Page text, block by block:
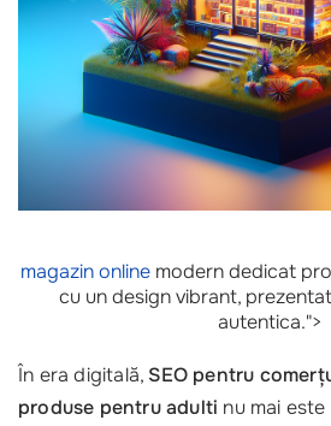
magazin onlinemodern dedicat
cu un design vibrant,
autentica.">
În era digitală, SEO pentru
produse pentru adulti nu mai